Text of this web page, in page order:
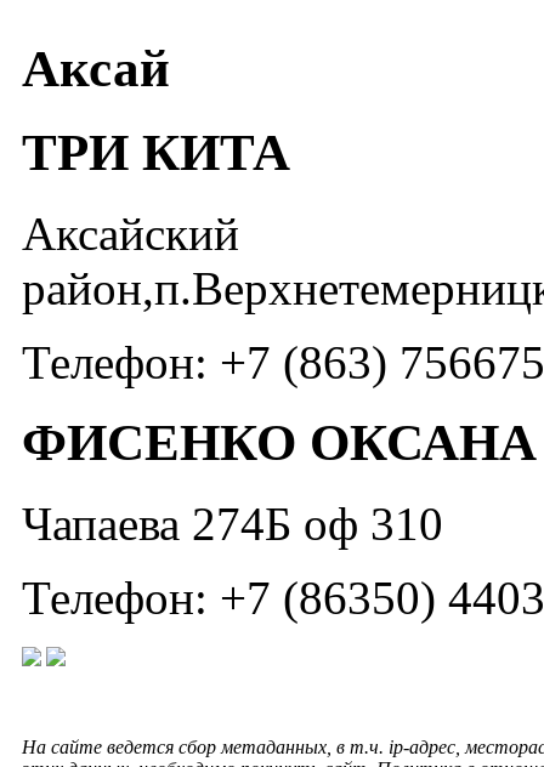
Аксай
ТРИ КИТА
Аксайский
Телефон: +7 (863) 756675
ФИСЕНКО
Чапаева 274Б оф 310
Телефон: +7 (86350)
На сайте ведется сбор метаданных, в т.ч. ip-адрес,